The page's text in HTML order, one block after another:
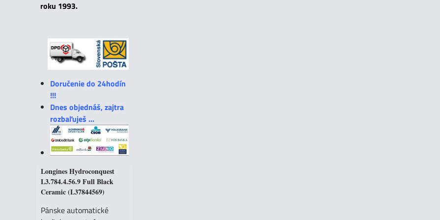
roku 1993.
Doručenie do 24hodín
!!!
Dnes objednáš, zajtra
rozbaľuješ ...
Longines Hydroconquest
L3.784.4.56.9 Full Black
Ceramic (L37844569)
Pánske automatické